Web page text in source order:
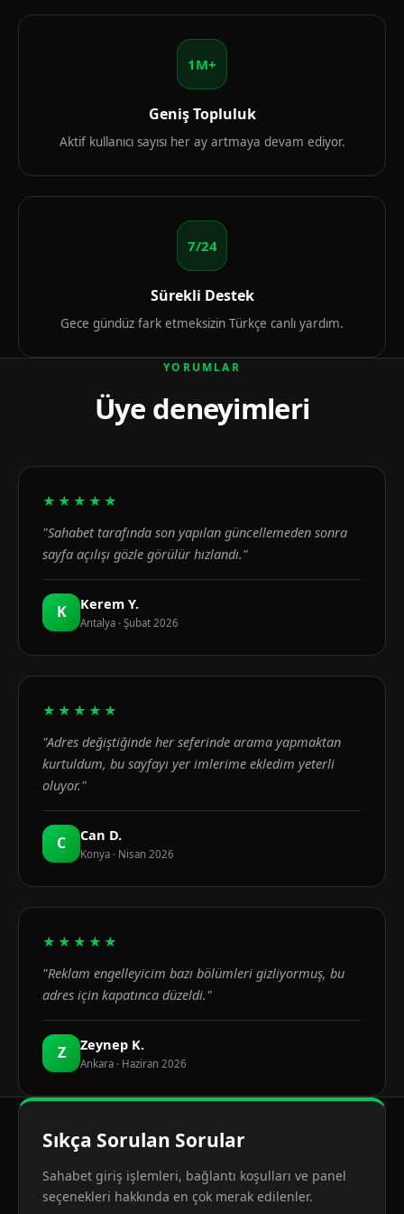
1M+
Geniş Topluluk
Aktif kullanıcı sayısı her ay artmaya devam ediyor.
7/24
Sürekli Destek
Gece gündüz fark etmeksizin Türkçe canlı yardım.
YORUMLAR
Üye deneyimleri
★★★★★
"Sahabet tarafında son yapılan güncellemeden sonra
sayfa açılışı gözle görülür hızlandı."
K Kerem Y.
Antalya · Şubat 2026
★★★★★
"Adres değiştiğinde her seferinde arama yapmaktan
kurtuldum, bu sayfayı yer imlerime ekledim yeterli
oluyor."
C Can D.
Konya · Nisan 2026
★★★★★
"Reklam engelleyicim bazı bölümleri gizliyormuş, bu
adres için kapatınca düzeldi."
Z Zeynep K.
Ankara · Haziran 2026
Sıkça Sorulan Sorular
Sahabet giriş işlemleri, bağlantı koşulları ve panel
seçenekleri hakkında en çok merak edilenler.